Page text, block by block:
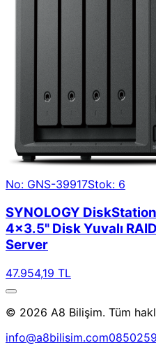
No: GNS-39917Stok: 6
SYNOLOGY
4x3.5" Disk Yuvalı
Server
47.954,19 TL
© 2026 A8 Bilişim. Tüm
info@a8bilisim.com